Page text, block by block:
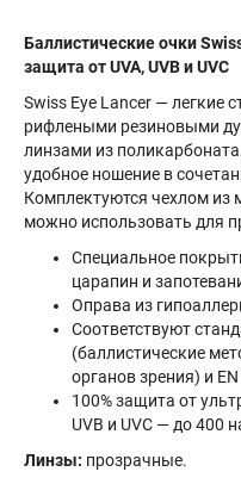
Баллистические очки
защита от UVA, UVB и UVC
Swiss Eye Lancer — легкие
рифлеными резиновыми
линзами из
удобное ношение в
Комплектуются чехлом
можно использовать для
Специальное
царапин и
Оправа из
Соответствуют
(баллистические
органов зрения) и
100% защита от
UVB и UVC — до 400
Линзы: прозрачные.